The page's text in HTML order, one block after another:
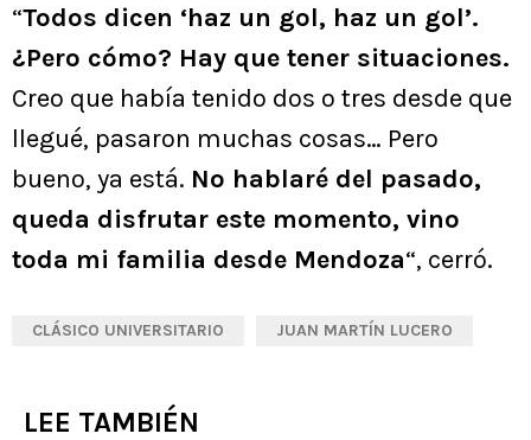
“Todos dicen ‘haz un gol, haz un gol’.
¿Pero cómo? Hay que tener situaciones.
Creo que había tenido dos o tres desde que
llegué, pasaron muchas cosas… Pero
bueno, ya está. No hablaré del pasado,
queda disfrutar este momento, vino
toda mi familia desde Mendoza“, cerró.
CLÁSICO UNIVERSITARIO JUAN MARTÍN LUCERO
LEE TAMBIÉN